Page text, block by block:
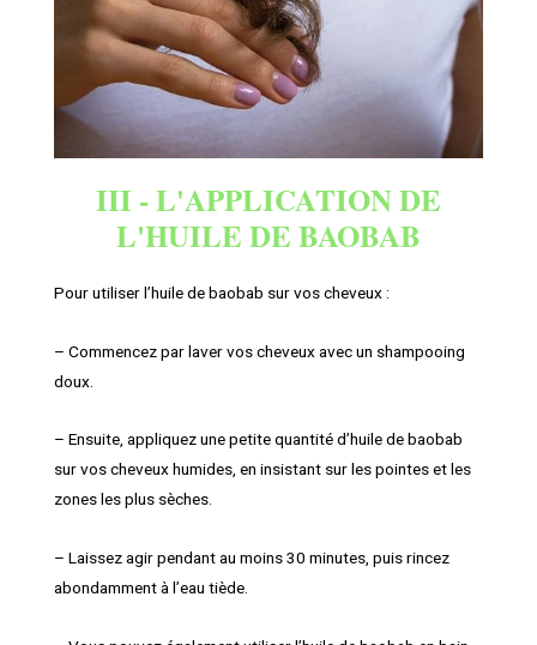
III - L'APPLICATION DE
L'HUILE DE BAOBAB
Pour utiliser l’huile de baobab sur vos cheveux :
– Commencez par laver vos cheveux avec un shampooing
doux.
– Ensuite, appliquez une petite quantité d’huile de baobab
sur vos cheveux humides, en insistant sur les pointes et les
zones les plus sèches.
– Laissez agir pendant au moins 30 minutes, puis rincez
abondamment à l’eau tiède.